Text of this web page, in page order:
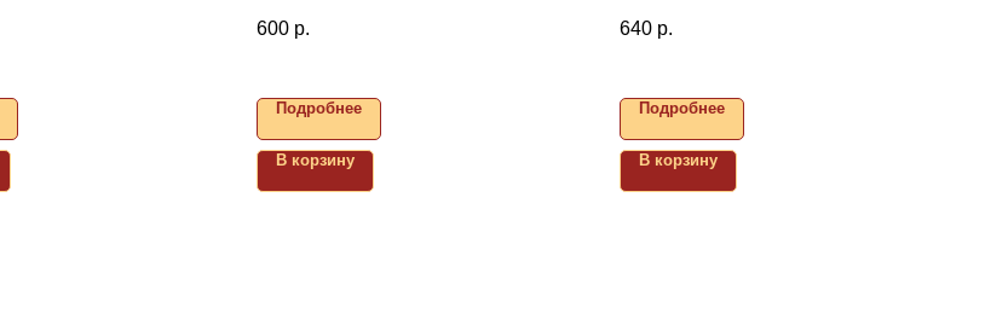
600 р.
Подробнее
В корзину
640 р.
Подробнее
В корзину